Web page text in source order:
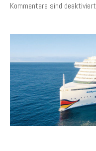
Kommentare sind deaktiviert